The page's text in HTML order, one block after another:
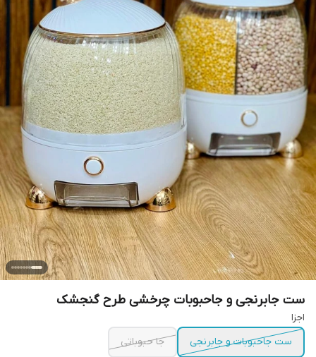
ست جابرنجی و جاحبوبات چرخشی طرح گنجشک
اجزا
ست جاحبوبات و جابرنجی
جا حبوباتی